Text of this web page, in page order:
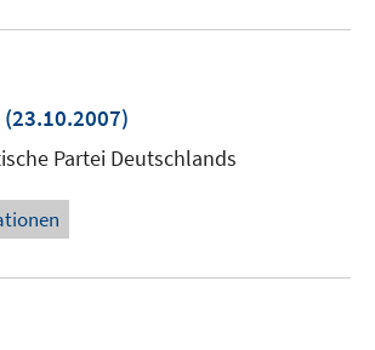
In
neuem
Fenster
öffnen
(23.10.2007)
Partei Deutschlands